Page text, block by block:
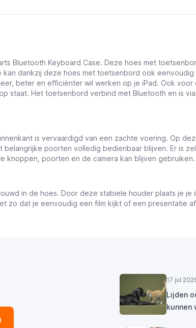
Bluetooth Keyboard Case. Deze hoes met
dankzij deze hoes met toetsenbord ook
beter en efficiënter wil werken op je iPad. Ook
staat. Het toetsenbord verbind met Bluetooth en is
is vervaardigd van een zachte voering. Op
poorten volledig bedienbaar blijven. Er is
knoppen, poorten en de camera kan blijven gebruiken.
in de hoes. Door deze stabiele houder plaats je
zo dat je eenvoudig een film kijkt of een presentatie
17 jul
Lijden
kunnen